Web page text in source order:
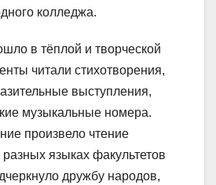
колледжа.
в тёплой и творческой
читали стихотворения,
выступления,
музыкальные номера.
произвело чтение
языках факультетов
дружбу народов,